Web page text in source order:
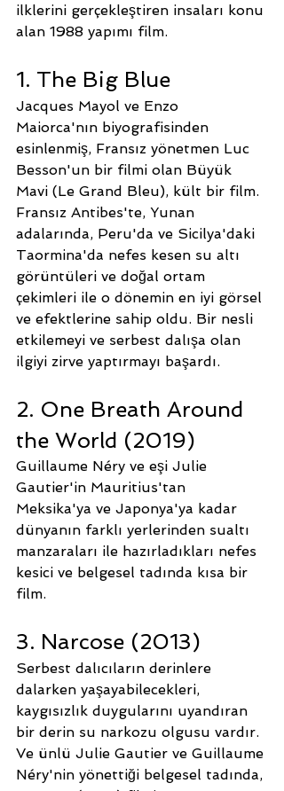
ilklerini gerçekleştiren insaları konu
alan 1988 yapımı film.
1. The Big Blue
Jacques Mayol ve Enzo
Maiorca'nın biyografisinden
esinlenmiş, Fransız yönetmen Luc
Besson'un bir filmi olan Büyük
Mavi (Le Grand Bleu), kült bir film.
Fransız Antibes'te, Yunan
adalarında, Peru'da ve Sicilya'daki
Taormina'da nefes kesen su altı
görüntüleri ve doğal ortam
çekimleri ile o dönemin en iyi görsel
ve efektlerine sahip oldu. Bir nesli
etkilemeyi ve serbest dalışa olan
ilgiyi zirve yaptırmayı başardı.
2. One Breath Around
the World (2019)
Guillaume Néry ve eşi Julie
Gautier'in Mauritius'tan
Meksika'ya ve Japonya'ya kadar
dünyanın farklı yerlerinden sualtı
manzaraları ile hazırladıkları nefes
kesici ve belgesel tadında kısa bir
film.
3. Narcose (2013)
Serbest dalıcıların derinlere
dalarken yaşayabilecekleri,
kaygısızlık duygularını uyandıran
bir derin su narkozu olgusu vardır.
Ve ünlü Julie Gautier ve Guillaume
Néry'nin yönettiği belgesel tadında,